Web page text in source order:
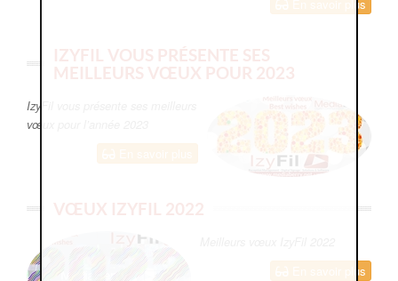
En savoir plus
IZYFIL VOUS PRÉSENTE SES
MEILLEURS VŒUX POUR 2023
IzyFil vous présente ses meilleurs
vœux pour l’année 2023
VŒUX IZYFIL 2022
En savoir plus